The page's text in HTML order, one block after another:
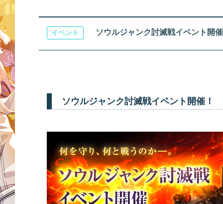
アップ
イベント ソウルジャンク討滅戦イベント開
ソウルジャンク討滅戦イベント開催！